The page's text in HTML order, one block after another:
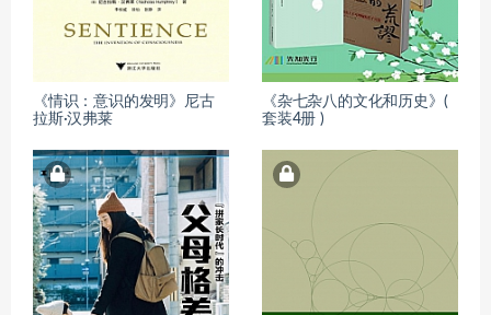
《情识：意识的发明》尼古
拉斯·汉弗莱
《杂七杂八的文化和历史》(
套装4册 )